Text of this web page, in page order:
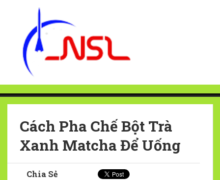
Cách Pha Chế Bột Trà
Xanh Matcha Để Uống
Chia Sẻ